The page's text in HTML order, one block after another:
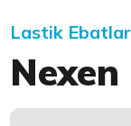
Lastik